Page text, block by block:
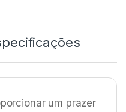
um prazer